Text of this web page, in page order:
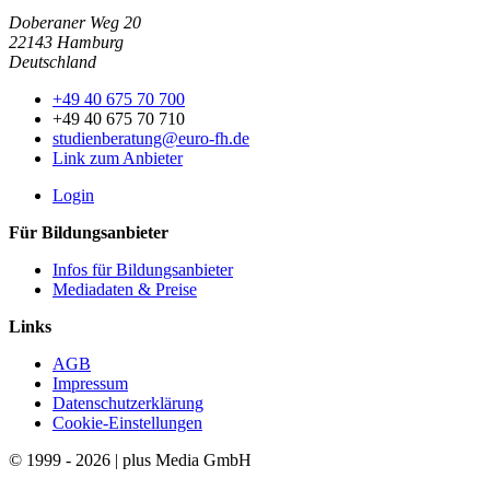
Doberaner Weg 20
22143 Hamburg
Deutschland
+49 40 675 70 700
+49 40 675 70 710
studienberatung@euro-fh.de
Link zum Anbieter
Login
Für Bildungsanbieter
Infos für Bildungsanbieter
Mediadaten & Preise
Links
AGB
Impressum
Datenschutzerklärung
Cookie-Einstellungen
© 1999 - 2026 | plus Media GmbH